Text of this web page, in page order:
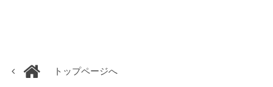
トップページへ